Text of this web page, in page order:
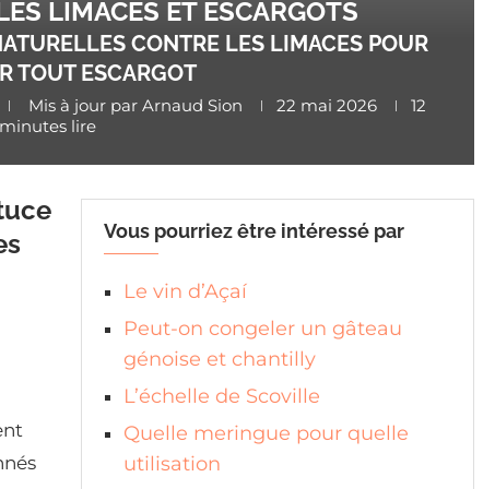
LIMACES ET ESCARGOTS
CONTRE LES LIMACES POUR
TOUT ESCARGOT
Mis à jour par Arnaud Sion 22 mai 2026
12
minutes lire
Vous pourriez être intéressé par
Le vin d’Açaí
Peut-on congeler un gâteau
génoise et chantilly
L’échelle de Scoville
Quelle meringue pour quelle
utilisation